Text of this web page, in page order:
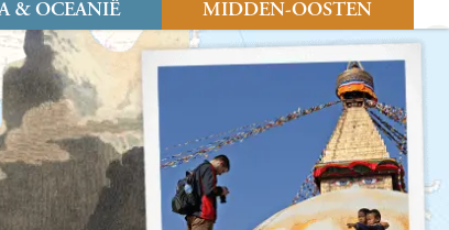
Noorwegen
Polen
Portugal
Roemenië
Sardinië
Schotland
Maleisië
Mongolië
Nepal
Oezbekistan
Singapore
Sri Lanka
Taiwan
& OCEANIË
Landen
Alaska
Australië
Canada
Nieuw-Zeeland
Verenigde Staten
MIDDEN-OOSTEN
Soort reizen
Rondreis (18)
Familiereis (9)
Fietsreis (1)
Wandelreis (3)
Cultuur (8)
Landen
Marokko
Oman
Saoedi-Arabië
Tunesië